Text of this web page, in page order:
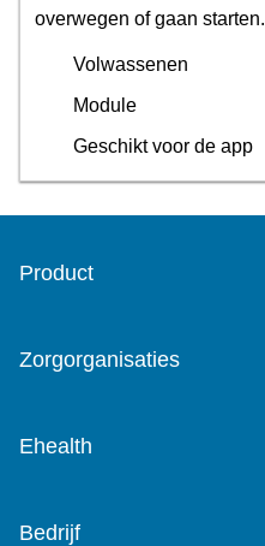
overwegen of gaan starten.
Volwassenen
Module
Geschikt voor de app
Product
Zorgorganisaties
Ehealth
Bedrijf